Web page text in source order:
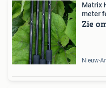
Matrix
meter
Zie
Nieuw-